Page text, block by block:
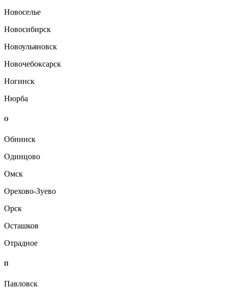
Новоселье
Новосибирск
Новоульяновск
Новочебоксарск
Ногинск
Нюрба
О
Обнинск
Одинцово
Омск
Орехово-Зуево
Орск
Осташков
Отрадное
П
Павловск